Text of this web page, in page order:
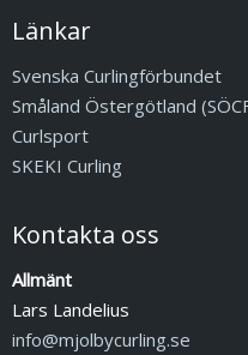
Länkar
Svenska Curlingförbundet
Småland Östergötland
Curlsport
SKEKI Curling
Kontakta oss
Allmänt
Lars Landelius
info@mjolbycurling.se